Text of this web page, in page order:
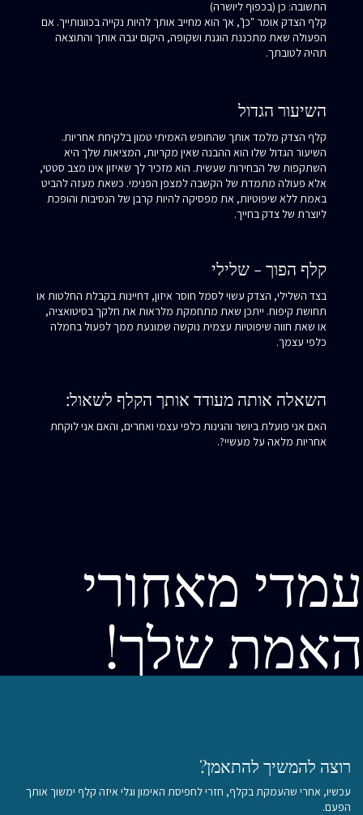
התשובה: כן (בכפוף ליושרה)
קלף הצדק אומר "כן", אך הוא מחייב אותך להיות נקייה בכוונותייך. אם
הפעולה שאת מתכננת הוגנת ושקופה, היקום יגבה אותך והתוצאה
תהיה לטובתך.
השיעור הגדול
קלף הצדק מלמד אותך שהחופש האמיתי טמון בלקיחת אחריות.
השיעור הגדול שלו הוא ההבנה שאין מקריות, המציאות שלך היא
השתקפות של הבחירות שעשית. הוא מזכיר לך שאיזון אינו מצב סטטי,
אלא פעולה מתמדת של הקשבה למצפן הפנימי. כשאת מעזה להביט
באמת ללא שיפוטיות, את מפסיקה להיות קרבן של הנסיבות והופכת
ליוצרת של צדק בחייך.
קלף הפוך - שלילי
בצד השלילי, הצדק עשוי לסמל חוסר איזון, דחיינות בקבלת החלטות או
תחושת קיפוח. ייתכן שאת מתחמקת מלראות את חלקך בסיטואציה,
או שאת חווה שיפוטיות עצמית נוקשה שמונעת ממך לפעול בחמלה
כלפי עצמך.
השאלה אותה מעודד אותך הקלף לשאול:
האם אני פועלת ביושר והגינות כלפי עצמי ואחרים, והאם אני לוקחת
אחריות מלאה על מעשיי?.
עמדי מאחורי
האמת שלך!
רוצה להמשיך להתאמן?
עכשיו, אחרי שהעמקת בקלף, חזרי לחפיסת האימון וגלי איזה קלף ימשוך אותך
הפעם.